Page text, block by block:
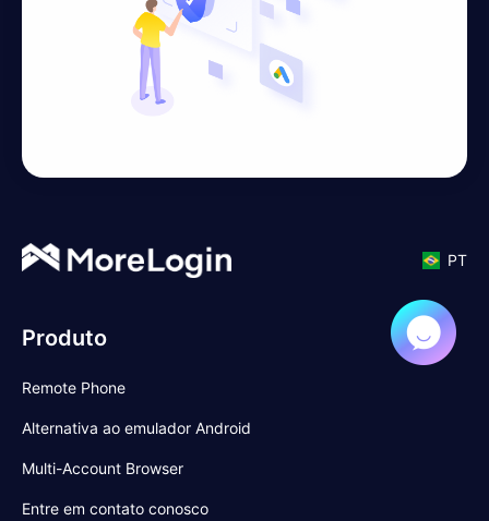
PT
Produto
Remote Phone
Alternativa ao emulador Android
Multi-Account Browser
Entre em contato conosco